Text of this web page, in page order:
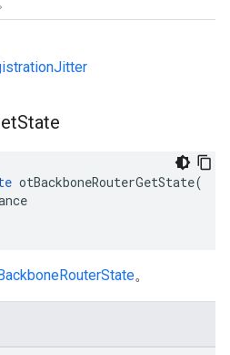
State
otBackboneRouterGetState(
。